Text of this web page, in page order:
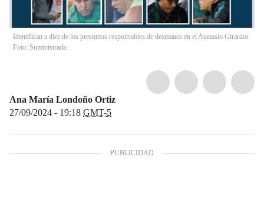
Identifican a diez de los presuntos responsables de desmanes en el Atanasio Girardot.
Foto: Suministrada.
Ana María Londoño Ortiz
27/09/2024 - 19:18 GMT-5